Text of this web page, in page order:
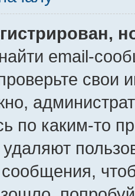
email-
свои
по каким-то